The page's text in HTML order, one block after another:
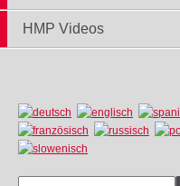
HMP Videos